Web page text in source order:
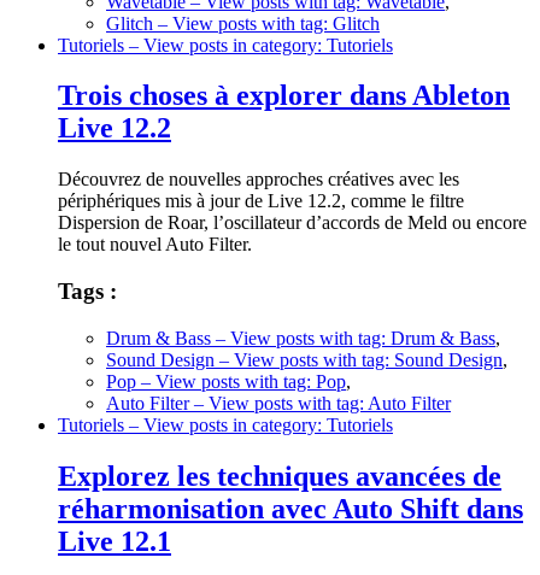
Glitch – View posts with tag: Glitch
Tutoriels – View posts in category: Tutoriels
Trois choses à explorer dans Ableton
Live 12.2
Découvrez de nouvelles approches créatives avec les
périphériques mis à jour de Live 12.2, comme le filtre
Dispersion de Roar, l’oscillateur d’accords de Meld ou encore
le tout nouvel Auto Filter.
Tags :
Drum & Bass – View posts with tag: Drum & Bass,
Sound Design – View posts with tag: Sound Design,
Pop – View posts with tag: Pop,
Auto Filter– View posts with tag: Auto Filter
Tutoriels – View posts in category: Tutoriels
Explorez les techniques avancées de
réharmonisation avec Auto Shift dans
Live 12.1